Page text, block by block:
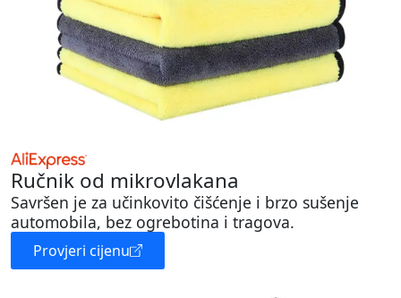
Ručnik od mikrovlakana
Savršen je za učinkovito čišćenje i brzo sušenje
automobila, bez ogrebotina i tragova.
Provjeri cijenu